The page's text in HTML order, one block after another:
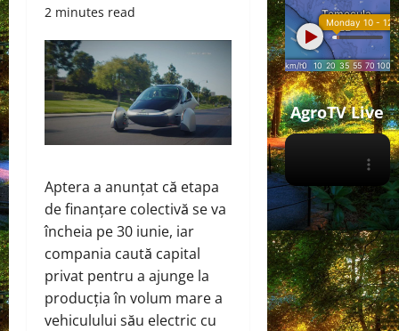
2 minutes read
Aptera a anunțat că etapa
de finanțare colectivă se va
încheia pe 30 iunie, iar
compania caută capital
privat pentru a ajunge la
producția în volum mare a
vehiculului său electric cu
AgroTV Live